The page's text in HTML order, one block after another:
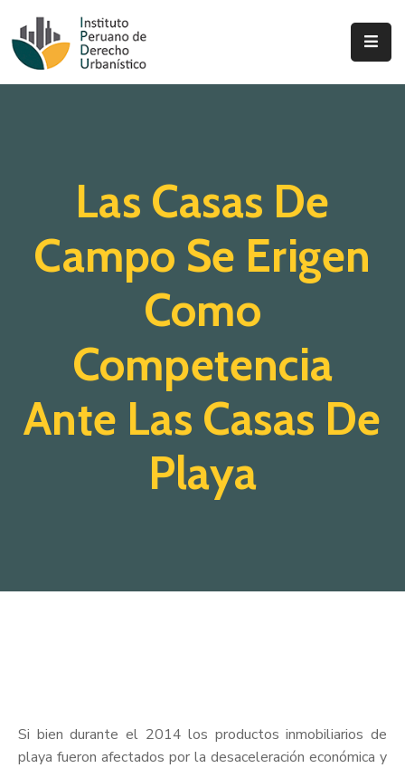
Inicio
Actualidad
Ordenanzas
Contáctenos
Las Casas De
Campo Se Erigen
Como
Competencia
Ante Las Casas De
Playa
Si bien durante el 2014 los productos inmobiliarios de
playa fueron afectados por la desaceleración económica y